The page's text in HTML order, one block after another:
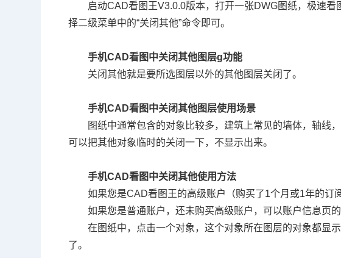
启动CAD看图王V3.0.0版本，打开一张DWG图纸，极速看
择二级菜单中的“关闭其他”命令即可。
手机CAD看图中关闭其他图层g功能
关闭其他就是要所选图层以外的其他图层关闭了。
手机CAD看图中关闭其他图层使用场景
图纸中通常包含的对象比较多，建筑上常见的墙体，轴线
可以把其他对象临时的关闭一下，不显示出来。
手机CAD看图中关闭其他使用方法
如果您是CAD看图王的高级账户（购买了1个月或1年的订
如果您是普通账户，还未购买高级账户，可以账户信息页的
在图纸中，点击一个对象，这个对象所在图层的对象都显
了。